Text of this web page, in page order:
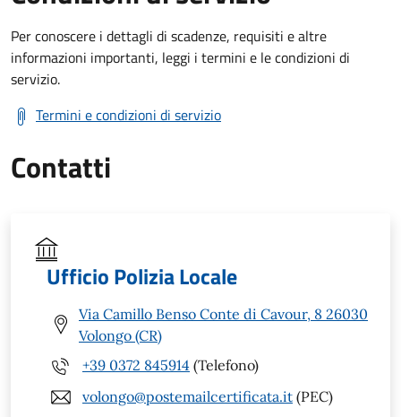
Per conoscere i dettagli di scadenze, requisiti e altre
informazioni importanti, leggi i termini e le condizioni di
servizio.
Termini e condizioni di servizio
Contatti
Ufficio Polizia Locale
Via Camillo Benso Conte di Cavour, 8 26030
Volongo (CR)
+39 0372 845914 (Telefono)
volongo@postemailcertificata.it (PEC)